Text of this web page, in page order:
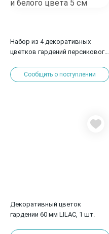
Набор из 4 декоративных
цветков гардений персикового
Сообщить о поступлении
Декоративный цветок
гардении 60 мм LILAC, 1 шт.